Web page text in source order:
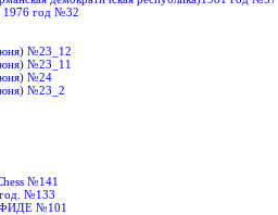
1976 год №32
№23_12
№23_11
№24
№23_2
№141
№133
ФИДЕ №101